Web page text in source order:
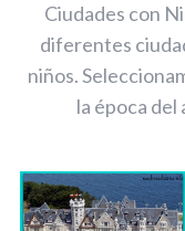
Ciudades con
diferentes
niños.
la época del